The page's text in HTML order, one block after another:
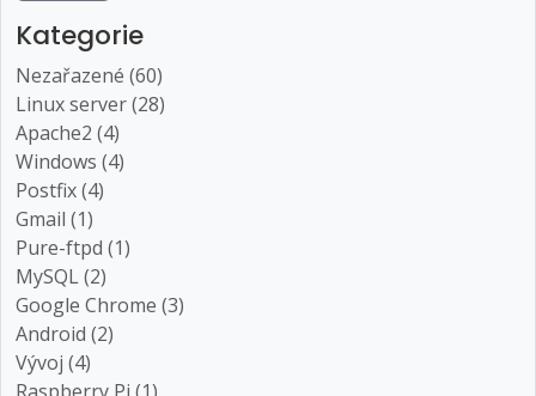
Kategorie
Nezařazené (60)
Linux server (28)
Apache2 (4)
Windows (4)
Postfix (4)
Gmail (1)
Pure-ftpd (1)
MySQL (2)
Google Chrome (3)
Android (2)
Vývoj (4)